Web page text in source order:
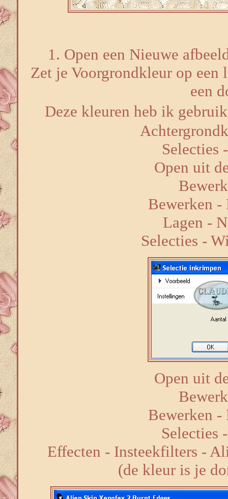
1. Open een Nieuwe
Zet je Voorgrondkleur op
een
Deze kleuren heb ik
Selecties
Open uit
Bewerken -
Lagen -
Selecties -
Open uit
Bewerken -
Selecties
Effecten - Insteekfilters -
(de kleur is je